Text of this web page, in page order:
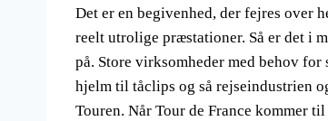
Det er en begivenhed, der fejres over
reelt utrolige præstationer. Så er det i
på. Store virksomheder med behov
hjelm til tåclips og så rejseindustrien
Touren. Når Tour de France kommer